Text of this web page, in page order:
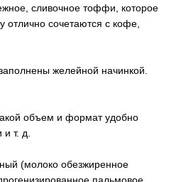
сливочное тоффи, которое
отлично сочетаются с кофе,
желейной начинкой.
объем и формат удобно
т. д.
(молоко обезжиренное